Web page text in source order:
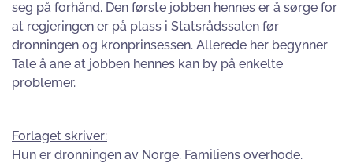
seg på forhånd. Den første jobben hennes er å sørge for
at regjeringen er på plass i Statsrådssalen før
dronningen og kronprinsessen. Allerede her begynner
Tale å ane at jobben hennes kan by på enkelte
problemer.
Forlaget skriver:
Hun er dronningen av Norge. Familiens overhode.